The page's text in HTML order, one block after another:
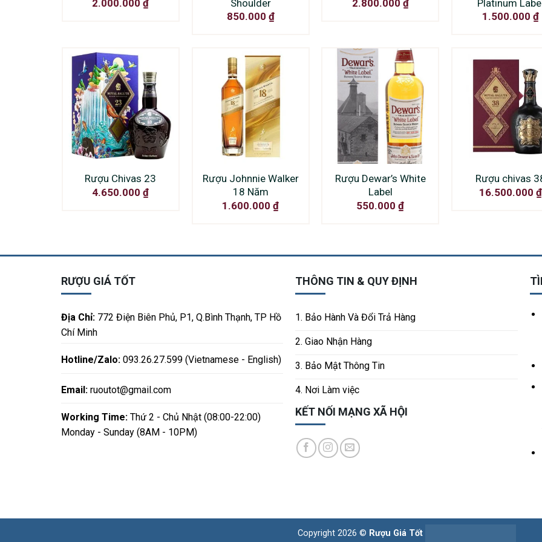
2.000.000₫
Shoulder
850.000 ₫
2.800.000 ₫
Platinum
1.500.000 ₫
Rượu Chivas 23
4.650.000₫
Rượu Johnnie Walker
18 Năm
1.600.000₫
Rượu Dewar’s White
Label
550.000₫
Rượu chivas
16.500.000 ₫
RƯỢU GIÁ TỐT
Địa Chỉ:772 Điện Biên Phủ, P1, Q.Bình Thạnh, TP Hồ
Chí Minh
Hotline/Zalo:093.26.27.599 (Vietnamese - English)
Email: ruoutot@gmail.com
Working Time:Thứ 2 - Chủ Nhật (08:00-22:00)
Monday - Sunday (8AM - 10PM)
THÔNG TIN & QUY ĐỊNH
1. Bảo Hành Và Đổi Trả Hàng
2. Giao Nhận Hàng
3. Bảo Mật Thông Tin
4. Nơi Làm việc
KẾT NỐI MẠNG XÃ HỘI
Copyright 2026 © Rượu Giá Tốt